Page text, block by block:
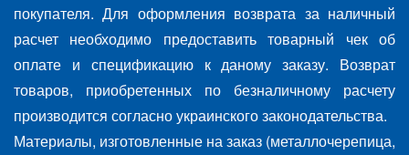
покупателя. Для оформления возврата за наличный
расчет необходимо предоставить товарный чек об
оплате и спецификацию к даному заказу. Возврат
товаров, приобретенных по безналичному расчету
производится согласно украинского законодательства.
Материалы, изготовленные на заказ (металлочерепица,